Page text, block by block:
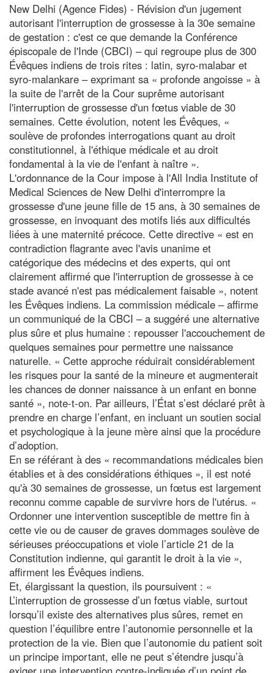
New Delhi (Agence Fides) - Révision d'un jugement
autorisant l'interruption de grossesse à la 30e semaine
de gestation : c'est ce que demande la Conférence
épiscopale de l'Inde (CBCI) – qui regroupe plus de 300
Évêques indiens de trois rites : latin, syro-malabar et
syro-malankare – exprimant sa « profonde angoisse » à
la suite de l'arrêt de la Cour suprême autorisant
l'interruption de grossesse d'un fœtus viable de 30
semaines. Cette évolution, notent les Évêques, «
soulève de profondes interrogations quant au droit
constitutionnel, à l'éthique médicale et au droit
fondamental à la vie de l'enfant à naître ».
L'ordonnance de la Cour impose à l'All India Institute of
Medical Sciences de New Delhi d'interrompre la
grossesse d'une jeune fille de 15 ans, à 30 semaines de
grossesse, en invoquant des motifs liés aux difficultés
liées à une maternité précoce. Cette directive « est en
contradiction flagrante avec l'avis unanime et
catégorique des médecins et des experts, qui ont
clairement affirmé que l'interruption de grossesse à ce
stade avancé n'est pas médicalement faisable », notent
les Évêques indiens. La commission médicale – affirme
un communiqué de la CBCI – a suggéré une alternative
plus sûre et plus humaine : repousser l'accouchement de
quelques semaines pour permettre une naissance
naturelle. « Cette approche réduirait considérablement
les risques pour la santé de la mineure et augmenterait
les chances de donner naissance à un enfant en bonne
santé », note-t-on. Par ailleurs, l’État s’est déclaré prêt à
prendre en charge l’enfant, en incluant un soutien social
et psychologique à la jeune mère ainsi que la procédure
d’adoption.
En se référant à des « recommandations médicales bien
établies et à des considérations éthiques », il est noté
qu'à 30 semaines de grossesse, un fœtus est largement
reconnu comme capable de survivre hors de l'utérus. «
Ordonner une intervention susceptible de mettre fin à
cette vie ou de causer de graves dommages soulève de
sérieuses préoccupations et viole l’article 21 de la
Constitution indienne, qui garantit le droit à la vie »,
affirment les Évêques indiens.
Et, élargissant la question, ils poursuivent : «
L’interruption de grossesse d’un fœtus viable, surtout
lorsqu’il existe des alternatives plus sûres, remet en
question l’équilibre entre l’autonomie personnelle et la
protection de la vie. Bien que l’autonomie du patient soit
un principe important, elle ne peut s’étendre jusqu’à